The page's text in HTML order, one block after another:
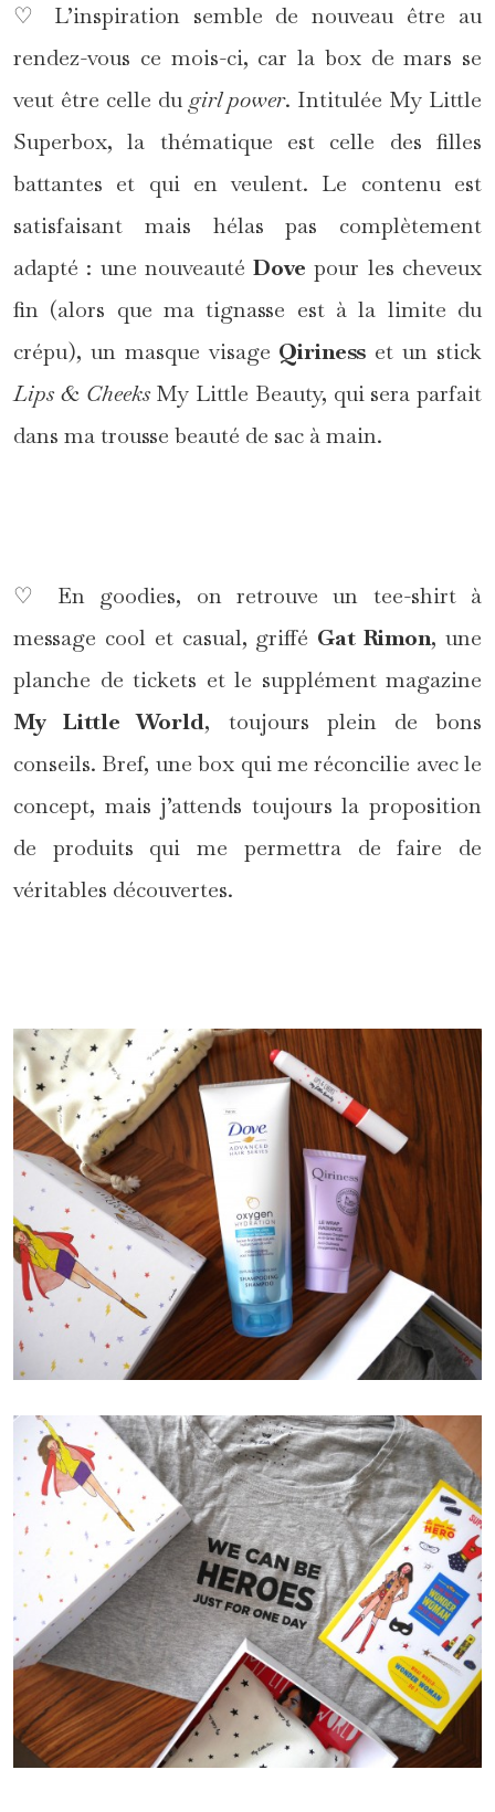
♡ L’inspiration semble de nouveau être au
rendez-vous ce mois-ci, car la box de mars se
veut être celle du girl power. Intitulée My Little
Superbox, la thématique est celle des filles
battantes et qui en veulent. Le contenu est
satisfaisant mais hélas pas complètement
adapté : une nouveautéDove pour les cheveux
fin (alors que ma tignasse est à la limite du
crépu), un masque visage Qiriness et un stick
Lips & CheeksMy Little Beauty, qui sera parfait
dans ma trousse beauté de sac à main.
♡ En goodies, on retrouve un tee-shirt à
message cool et casual, griffé Gat Rimon, une
planche de tickets et le supplément magazine
My Little World, toujours plein de bons
conseils. Bref, une box qui me réconcilie avec le
concept, mais j’attends toujours la proposition
de produits qui me permettra de faire de
véritables découvertes.